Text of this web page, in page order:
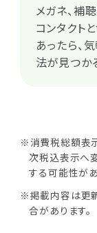
メガネ、補
コンタクト
あったら、
法が見つか
※消費税総額表
次税込表示へ
する可能性が
※掲載内容は更
合があります。